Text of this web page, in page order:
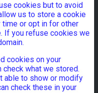
cookies but to avoid
us to store a cookie
time or opt in for other
If you refuse cookies we
cookies on your
check what we stored.
able to show or modify
check these in your